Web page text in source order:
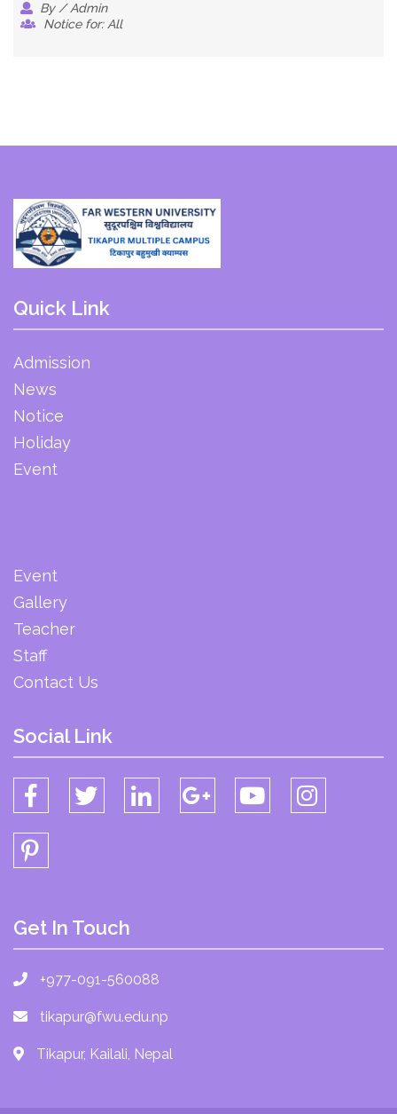
By / Admin
Notice for: All
Quick Link
Admission
News
Notice
Holiday
Event
Event
Gallery
Teacher
Staff
Contact Us
Social Link
Get In Touch
+977-091-560088
tikapur@fwu.edu.np
Tikapur, Kailali, Nepal